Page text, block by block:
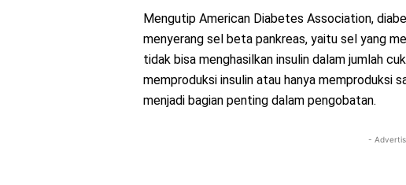
Mengutip American Diabetes Association,
menyerang sel beta pankreas, yaitu sel yang
tidak bisa menghasilkan insulin dalam jumlah
memproduksi insulin atau hanya memproduksi
menjadi bagian penting dalam pengobatan.
-